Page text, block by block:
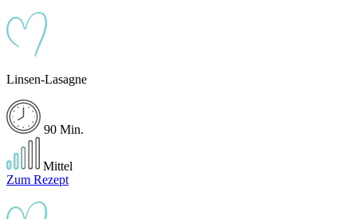
Linsen-Lasagne
90 Min.
Mittel
Zum Rezept